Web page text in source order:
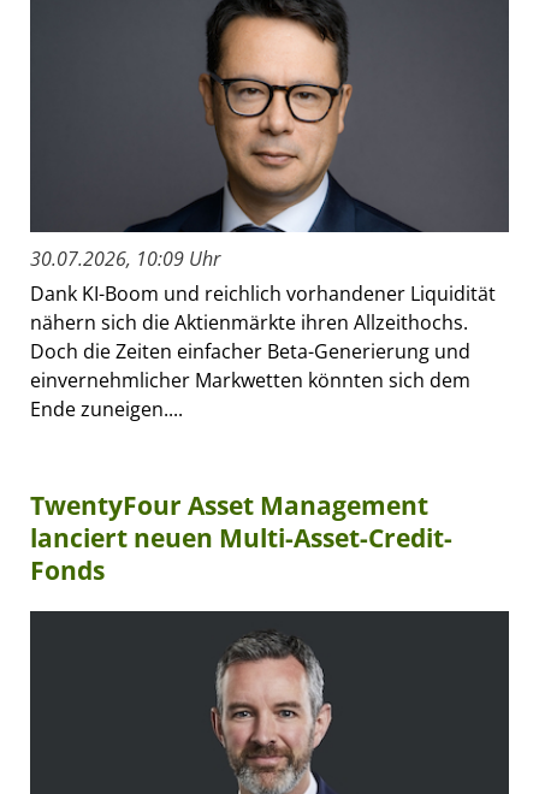
30.07.2026, 10:09 Uhr
Dank KI-Boom und reichlich vorhandener Liquidität
nähern sich die Aktienmärkte ihren Allzeithochs.
Doch die Zeiten einfacher Beta-Generierung und
einvernehmlicher Markwetten könnten sich dem
Ende zuneigen....
TwentyFour Asset Management
lanciert neuen Multi-Asset-Credit-
Fonds